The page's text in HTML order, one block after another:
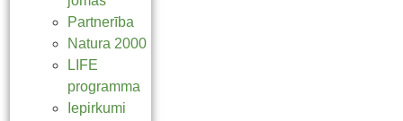
Partnerība
Natura 2000
LIFE
programma
Iepirkumi